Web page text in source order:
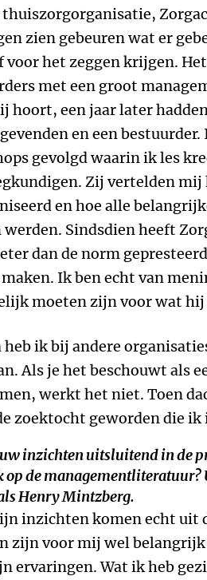
thuiszorgorganisatie,
zien gebeuren wat er
voor het zeggen krijgen.
met een groot
hoort, een jaar later
en een bestuurder.
gevolgd waarin ik les
Zij vertelden mij
en hoe alle
werden. Sindsdien heeft
dan de norm
Ik ben echt van
moeten zijn voor wat hij
heb ik bij andere
Als je het beschouwt als
werkt het niet. Toen
zoektocht geworden die
inzichten uitsluitend in de
op de
Henry Mintzberg.
inzichten komen echt uit
zijn voor mij wel
ervaringen. Wat ik heb